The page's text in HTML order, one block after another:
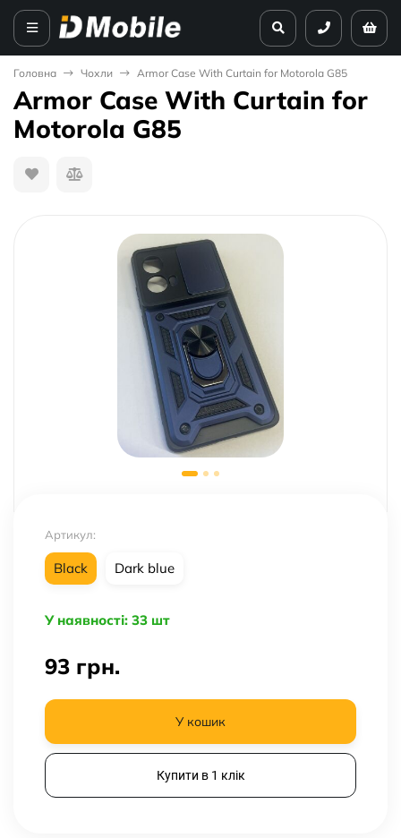
Головна Чохли Armor Case With Curtain for Motorola G85
Armor Case With Curtain for
Motorola G85
Артикул:
Black Dark blue
У наявності: 33 шт
93 грн.
У кошик
Купити в 1 клік